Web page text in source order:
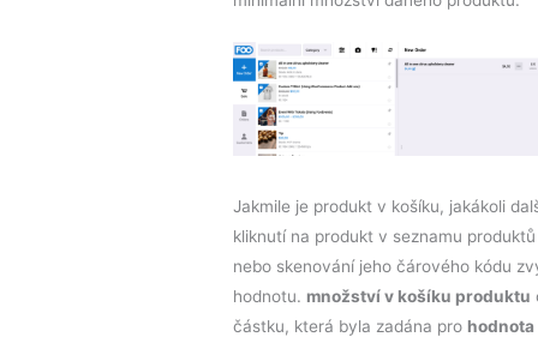
Jakmile je produkt v košíku, jakákoli
kliknutí na produkt v seznamu produktů
nebo skenování jeho čárového kódu
hodnotu. množství v košíku produktu
částku, která byla zadána pro hodnota